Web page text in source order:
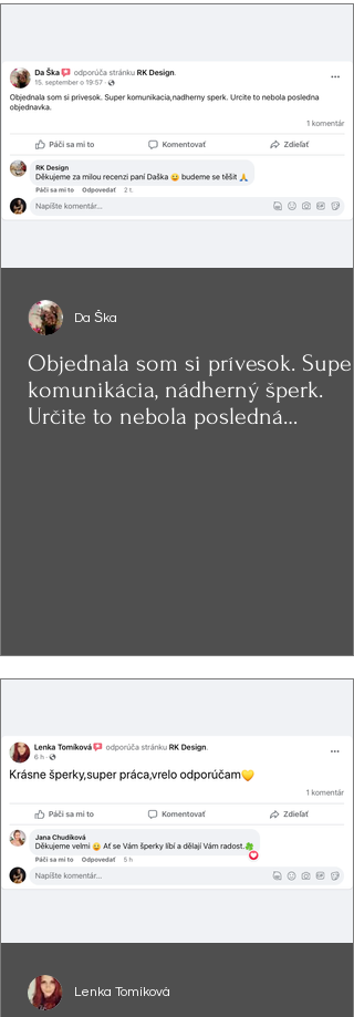
Objednala som si prívesok. Super
komunikácia, nádherný šperk.
Určite to nebola posledná
Da Ška
Lenka Tomíková